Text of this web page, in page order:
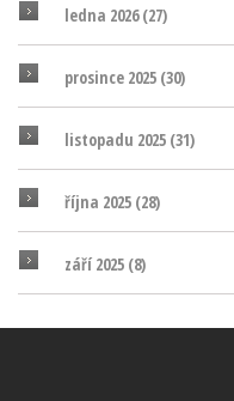
ledna 2026(27)
prosince 2025 (30)
listopadu 2025 (31)
října 2025 (28)
září 2025 (8)